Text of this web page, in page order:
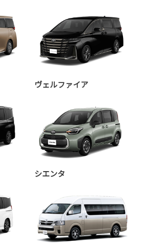
ヴェルファイア
シエンタ